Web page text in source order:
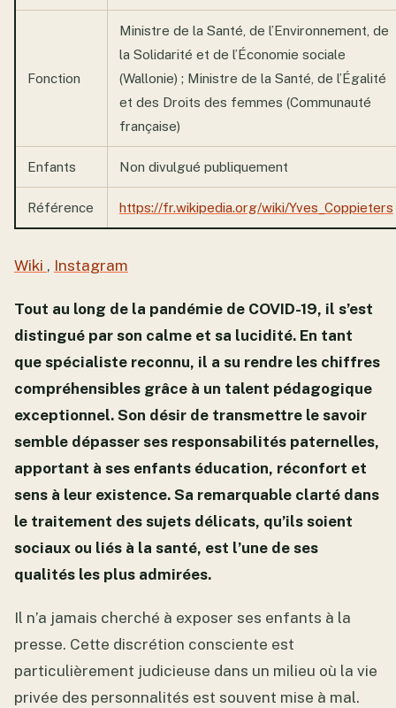
Fonction
Ministre de la Santé, de l’Environnement, de
la Solidarité et de l’Économie sociale
(Wallonie) ; Ministre de la Santé, de l’Égalité
et des Droits des femmes (Communauté
française)
Enfants Non divulgué publiquement
Référence https://fr.wikipedia.org/wiki/Yves_Coppieters
Wiki , Instagram
Tout au long de la pandémie de COVID-19, il s’est
distingué par son calme et sa lucidité. En tant
que spécialiste reconnu, il a su rendre les chiffres
compréhensibles grâce à un talent pédagogique
exceptionnel. Son désir de transmettre le savoir
semble dépasser ses responsabilités paternelles,
apportant à ses enfants éducation, réconfort et
sens à leur existence. Sa remarquable clarté dans
le traitement des sujets délicats, qu’ils soient
sociaux ou liés à la santé, est l’une de ses
qualités les plus admirées.
Il n’a jamais cherché à exposer ses enfants à la
presse. Cette discrétion consciente est
particulièrement judicieuse dans un milieu où la vie
privée des personnalités est souvent mise à mal.